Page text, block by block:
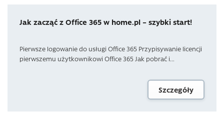
Jak zacząć z Office 365 w home.pl – szybki start!
Pierwsze logowanie do usługi Office 365 Przypisywanie licencji
pierwszemu użytkownikowi Office 365 Jak pobrać i...
Szczegóły